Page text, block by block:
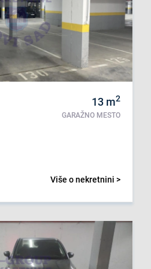
13 m2
GARAŽNO MESTO
Više o nekretnini >